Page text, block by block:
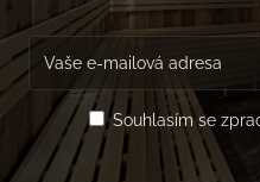
Souhlasím se